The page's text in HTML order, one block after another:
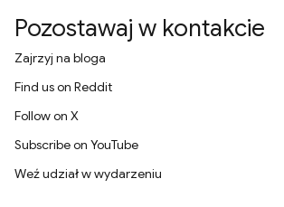
Pozostawaj w kontakcie
Zajrzyj na bloga
Find us on Reddit
Follow on X
Subscribe on YouTube
Weź udział w wydarzeniu